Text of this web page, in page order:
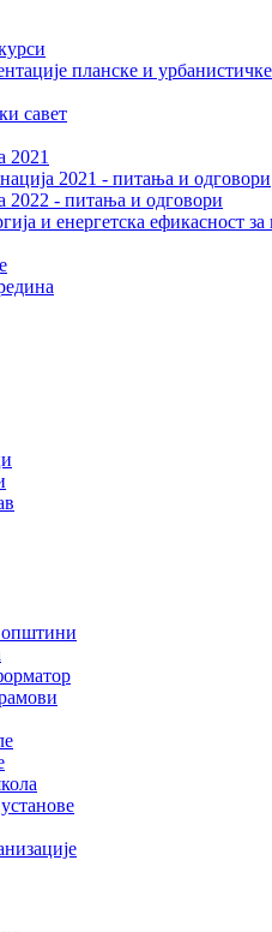
планске и
сaвет
2021
2021 - питања и одговори
2022 - питања и одговори
и енергетска ефикасност
општини